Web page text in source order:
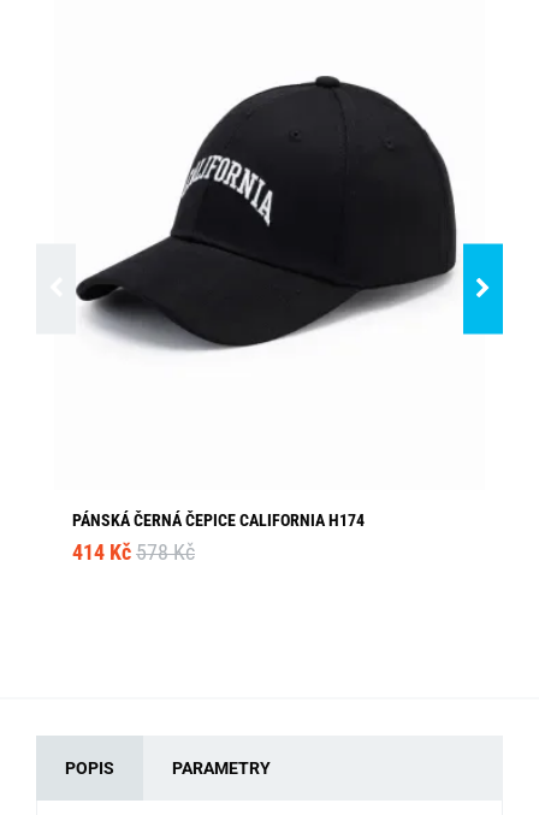
PÁNSKÁ ČERNÁ ČEPICE CALIFORNIA H174
414 Kč 578 Kč
POPIS PARAMETRY